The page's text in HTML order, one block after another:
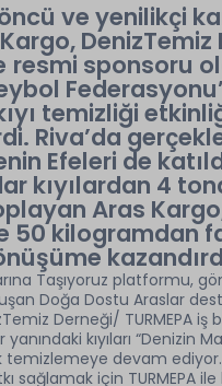
ve yenilikçi
DenizTemiz
resmi sponsoru
temizliği
Riva’da
Efeleri de
kıyılardan 4
Aras
50 kilogramdan
Taşıyoruz platformu,
Doğa Dostu Araslar
Derneği/ TURMEPA iş
kıyıları “Denizin
temizlemeye devam
sağlamak için TURMEPA